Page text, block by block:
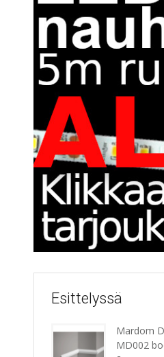
Esittelyssä
Mardom
MD002